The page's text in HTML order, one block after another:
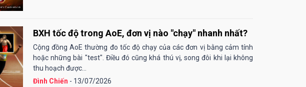
BXH tốc độ trong AoE, đơn vị nào "chạy" nhanh nhất?
Cộng đồng AoE thường đo tốc độ chạy của các đơn vị bằng cảm tính
hoặc những bài "test". Điều đó cũng khá thú vị, song đôi khi lại không
thu hoạch được...
Đình Chiến - 13/07/2026